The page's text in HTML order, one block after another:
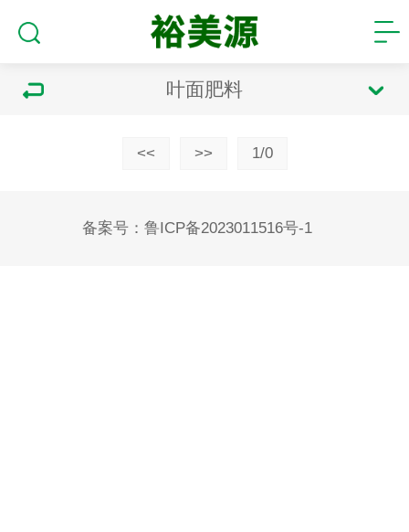
叶面肥料
<< >> 1/0
备案号： 鲁ICP备2023011516号-1